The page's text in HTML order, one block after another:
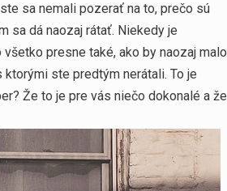
sa nemali pozerať na to, prečo sú
sa dá naozaj rátať. Niekedy je
presne také, ako by naozaj malo
ste predtým nerátali. To je
Že to je pre vás niečo dokonalé a že